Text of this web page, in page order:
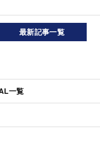
最新記事一覧
一覧